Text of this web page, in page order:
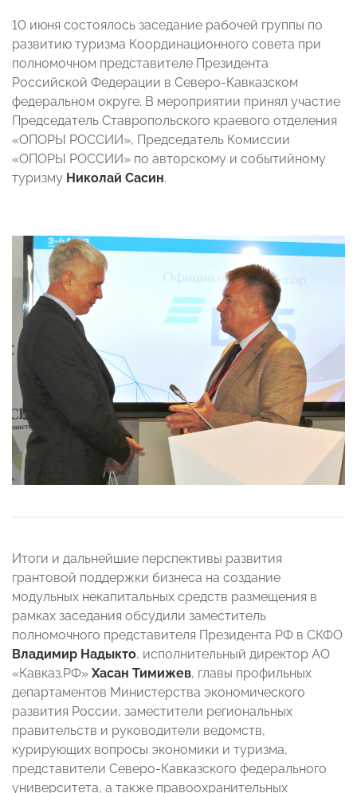
10 июня состоялось заседание рабочей группы по
развитию туризма Координационного совета при
полномочном представителе Президента
Российской Федерации в Северо-Кавказском
федеральном округе. В мероприятии принял участие
Председатель Ставропольского краевого отделения
«ОПОРЫ РОССИИ», Председатель Комиссии
«ОПОРЫ РОССИИ» по авторскому и событийному
туризму Николай Сасин.
Итоги и дальнейшие перспективы развития
грантовой поддержки бизнеса на создание
модульных некапитальных средств размещения в
рамках заседания обсудили заместитель
полномочного представителя Президента РФ в СКФО
Владимир Надыкто, исполнительный директор АО
«Кавказ.РФ» Хасан Тимижев, главы профильных
департаментов Министерства экономического
развития России, заместители региональных
правительств и руководители ведомств,
курирующих вопросы экономики и туризма,
представители Северо-Кавказского федерального
университета, а также правоохранительных